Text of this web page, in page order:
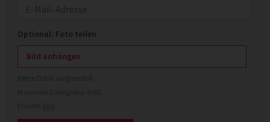
Optional: Foto teilen
Bild anhängen